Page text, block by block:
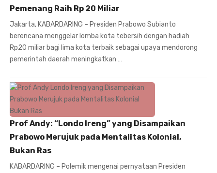
Pemenang Raih Rp 20 Miliar
Jakarta, KABARDARING – Presiden Prabowo Subianto
berencana menggelar lomba kota tebersih dengan hadiah
Rp20 miliar bagi lima kota terbaik sebagai upaya mendorong
pemerintah daerah meningkatkan …
Prof Andy: “Londo Ireng” yang Disampaikan
Prabowo Merujuk pada Mentalitas Kolonial,
Bukan Ras
KABARDARING – Polemik mengenai pernyataan Presiden